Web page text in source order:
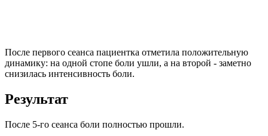
После первого сеанса пациентка отметила положительную
динамику: на одной стопе боли ушли, а на второй - заметно
снизилась интенсивность боли.
Результат
После 5-го сеанса боли полностью прошли.